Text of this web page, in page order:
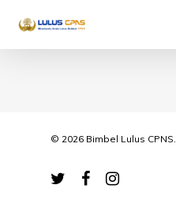
© 2026 Bimbel Lulus CPNS.